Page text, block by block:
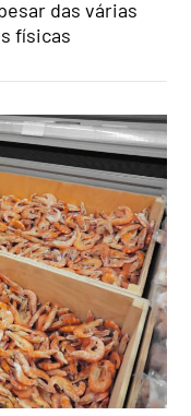
das várias
físicas